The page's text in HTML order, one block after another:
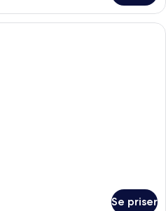
Et moderne hotelværelse med en
Se priser